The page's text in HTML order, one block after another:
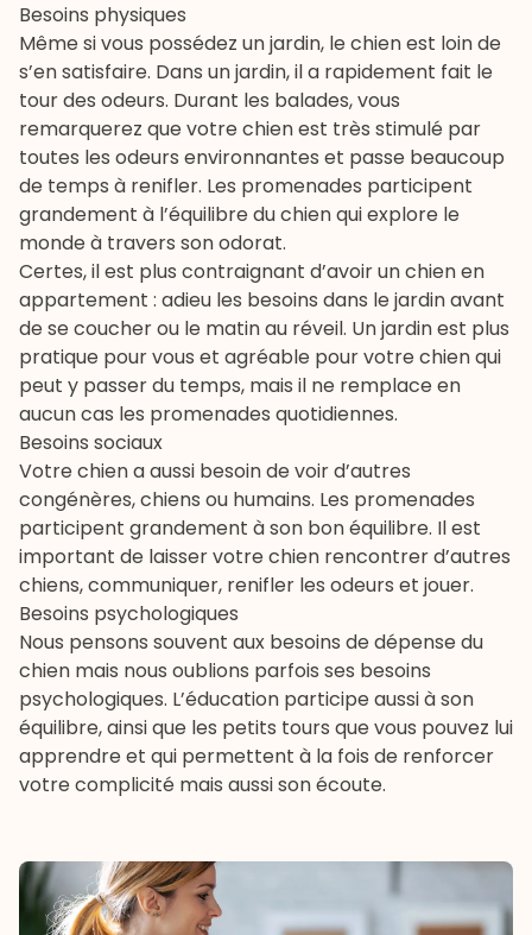
Besoins physiques
Même si vous possédez un jardin, le chien est loin de
s’en satisfaire. Dans un jardin, il a rapidement fait le
tour des odeurs. Durant les balades, vous
remarquerez que votre chien est très stimulé par
toutes les odeurs environnantes et passe beaucoup
de temps à renifler. Les promenades participent
grandement à l’équilibre du chien qui explore le
monde à travers son odorat.
Certes, il est plus contraignant d’avoir un chien en
appartement : adieu les besoins dans le jardin avant
de se coucher ou le matin au réveil. Un jardin est plus
pratique pour vous et agréable pour votre chien qui
peut y passer du temps, mais il ne remplace en
aucun cas les promenades quotidiennes.
Besoins sociaux
Votre chien a aussi besoin de voir d’autres
congénères, chiens ou humains. Les promenades
participent grandement à son bon équilibre. Il est
important de laisser votre chien rencontrer d’autres
chiens, communiquer, renifler les odeurs et jouer.
Besoins psychologiques
Nous pensons souvent aux besoins de dépense du
chien mais nous oublions parfois ses besoins
psychologiques. L’éducation participe aussi à son
équilibre, ainsi que les petits tours que vous pouvez lui
apprendre et qui permettent à la fois de renforcer
votre complicité mais aussi son écoute.